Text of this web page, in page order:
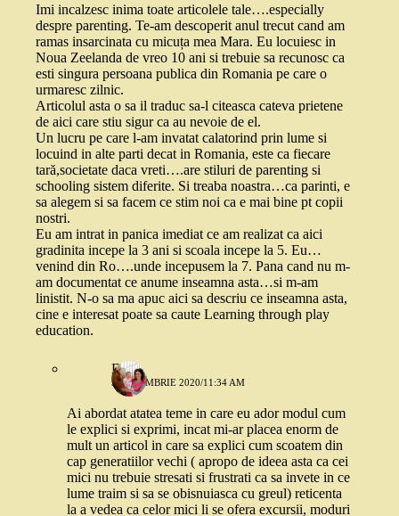
Imi incalzesc inima toate articolele tale….especially
despre parenting. Te-am descoperit anul trecut cand am
ramas insarcinata cu micuța mea Mara. Eu locuiesc in
Noua Zeelanda de vreo 10 ani si trebuie sa recunosc ca
esti singura persoana publica din Romania pe care o
urmaresc zilnic.
Articolul asta o sa il traduc sa-l citeasca cateva prietene
de aici care stiu sigur ca au nevoie de el.
Un lucru pe care l-am invatat calatorind prin lume si
locuind in alte parti decat in Romania, este ca fiecare
tară,societate daca vreti….are stiluri de parenting si
schooling sistem diferite. Si treaba noastra…ca parinti, e
sa alegem si sa facem ce stim noi ca e mai bine pt copii
nostri.
Eu am intrat in panica imediat ce am realizat ca aici
gradinita incepe la 3 ani si scoala incepe la 5. Eu…
venind din Ro….unde incepusem la 7. Pana cand nu m-
am documentat ce anume inseamna asta…si m-am
linistit. N-o sa ma apuc aici sa descriu ce inseamna asta,
cine e interesat poate sa caute Learning through play
education.
Dya
5 DECEMBRIE 2020/11:34 AM
Ai abordat atatea teme in care eu ador modul cum
le explici si exprimi, incat mi-ar placea enorm de
mult un articol in care sa explici cum scoatem din
cap generatiilor vechi ( apropo de ideea asta ca cei
mici nu trebuie stresati si frustrati ca sa invete in ce
lume traim si sa se obisnuiasca cu greul) reticenta
la a vedea ca celor mici li se ofera excursii, moduri